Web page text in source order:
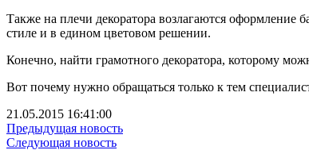
Также на плечи декоратора возлагаются оформление
стиле и в едином цветовом решении.
Конечно, найти грамотного декоратора, которому
Вот почему нужно обращаться только к тем
21.05.2015 16:41:00
Предыдущая новость
Следующая новость